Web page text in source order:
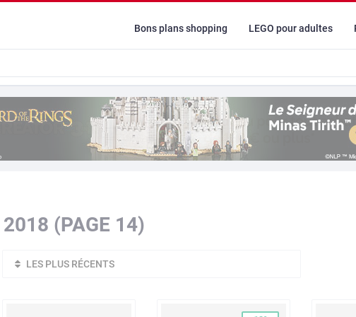
Bons plans shopping LEGO pour adultes
2018 (PAGE 14)
LES PLUS RÉCENTS